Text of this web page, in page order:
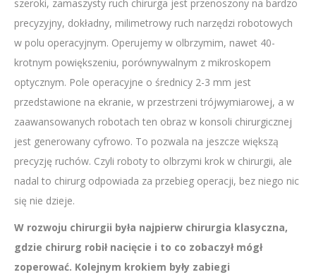
szeroki, zamaszysty ruch chirurga jest przenoszony na bardzo
precyzyjny, dokładny, milimetrowy ruch narzędzi robotowych
w polu operacyjnym. Operujemy w olbrzymim, nawet 40-
krotnym powiększeniu, porównywalnym z mikroskopem
optycznym. Pole operacyjne o średnicy 2-3 mm jest
przedstawione na ekranie, w przestrzeni trójwymiarowej, a w
zaawansowanych robotach ten obraz w konsoli chirurgicznej
jest generowany cyfrowo. To pozwala na jeszcze większą
precyzję ruchów. Czyli roboty to olbrzymi krok w chirurgii, ale
nadal to chirurg odpowiada za przebieg operacji, bez niego nic
się nie dzieje.
W rozwoju chirurgii była najpierw chirurgia klasyczna,
gdzie chirurg robił nacięcie i to co zobaczył mógł
zoperować. Kolejnym krokiem były zabiegi